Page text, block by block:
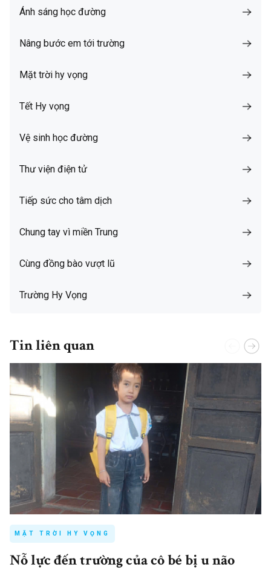
Ánh sáng học đường
Nâng bước em tới trường
Mặt trời hy vọng
Tết Hy vọng
Vệ sinh học đường
Thư viện điện tử
Tiếp sức cho tâm dịch
Chung tay vì miền Trung
Cùng đồng bào vượt lũ
Trường Hy Vọng
Tin liên quan
MẶT TRỜI HY VỌNG
Nỗ lực đến trường của cô bé bị u não